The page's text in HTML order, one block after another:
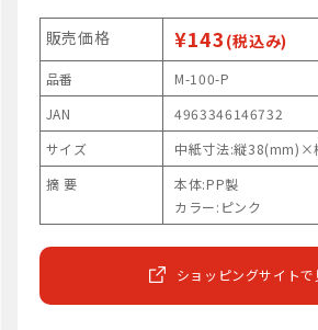
販売価格 ¥143 (税込み)
品番
M-100-P
JAN
4963346146732
サイズ
中紙寸法:縦38(mm)×
摘 要
本体:PP製
カラー:ピンク
ショッピングサイトで